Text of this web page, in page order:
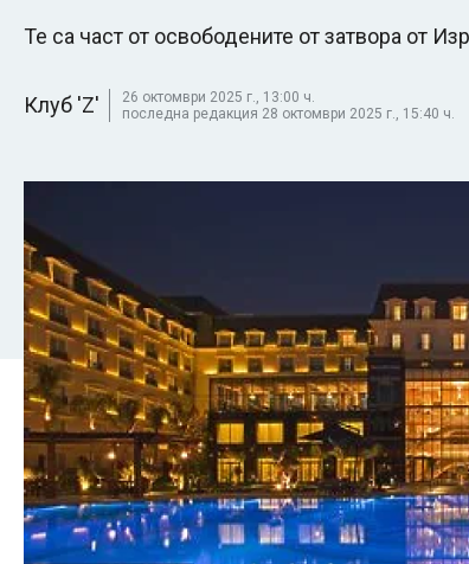
Те са част от освободените от затвора от
Клуб 'Z'
26 октомври 2025 г., 13:00 ч.
последна редакция 28 октомври 2025 г., 15:40 ч.